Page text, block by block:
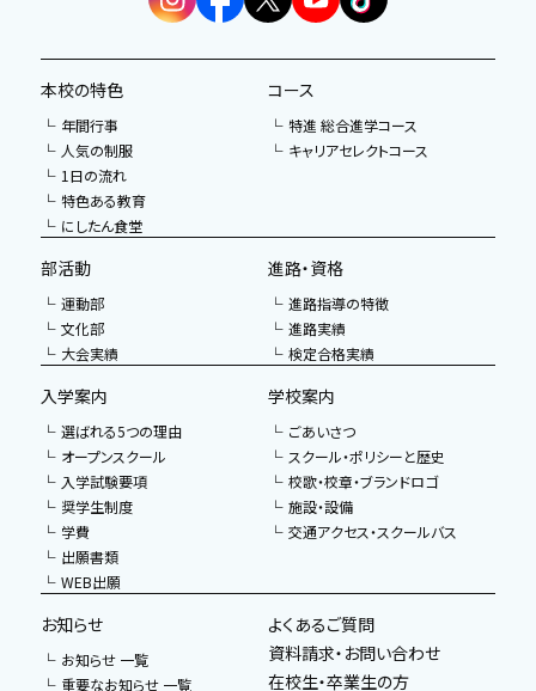
本校の特色
年間行事
人気の制服
1日の流れ
特色ある教育
にしたん食堂
コース
特進 総合進学コース
キャリアセレクトコース
部活動
運動部
文化部
大会実績
進路・資格
進路指導の特徴
進路実績
検定合格実績
入学案内
選ばれる5つの理由
オープンスクール
入学試験要項
奨学生制度
学費
出願書類
WEB出願
学校案内
ごあいさつ
スクール・ポリシーと歴史
校歌・校章・ブランドロゴ
施設・設備
交通アクセス・スクールバス
お知らせ
お知らせ 一覧
重要なお知らせ 一覧
よくあるご質問
資料請求・お問い合わせ
在校生・卒業生の方